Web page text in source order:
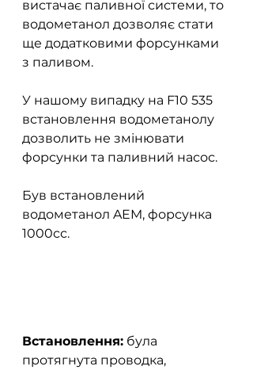
вистачає паливної системи, то
водометанол дозволяє стати
ще додатковими форсунками
з паливом.
У нашому випадку на F10 535
встановлення водометанолу
дозволить не змінювати
форсунки та паливний насос.
Був встановлений
водометанол AEM, форсунка
1000сс.
Встановлення: була
протягнута проводка,